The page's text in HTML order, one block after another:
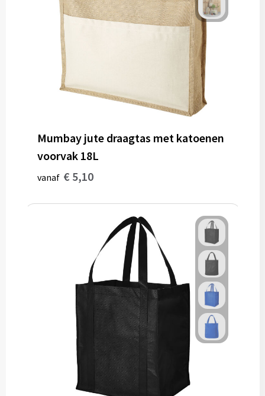
Mumbay jute draagtas met katoenen
voorvak 18L
vanaf € 5,10